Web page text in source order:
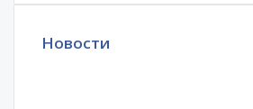
Новости